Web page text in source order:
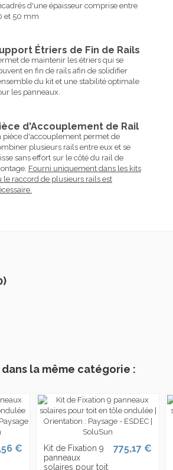
d'une épaisseur comprise entre
et 50 mm
Étriers de Fin de Rails
de maintenir les étriers qui se
en fin de rails afin de solidifier
du kit et une stabilité optimale
les panneaux.
d'Accouplement de Rail
pièce d'accouplement permet de
plusieurs rails entre eux et se
sans effort sur le côté du rail de
Fourni uniquement dans les kits
le raccord de plusieurs rails est
la même catégorie :
€
Kit de Fixation 9
panneaux
solaires pour toit
775,17 €